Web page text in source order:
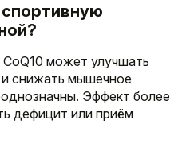
может улучшать
и снижать мышечное
Эффект более
дефицит или приём